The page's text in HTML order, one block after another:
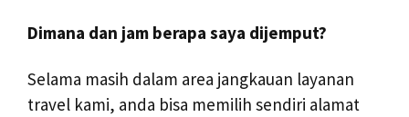
Dimana dan jam berapa saya dijemput?
Selama masih dalam area jangkauan layanan
travel kami, anda bisa memilih sendiri alamat